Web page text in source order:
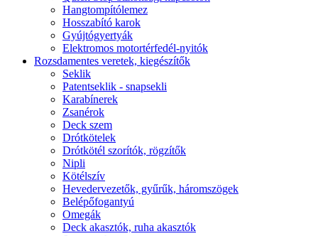
Hangtompítólemez
Hosszabító karok
Gyújtógyertyák
Elektromos motortérfedél-nyitók
Rozsdamentes veretek, kiegészítők
Seklik
Patentseklik - snapsekli
Karabínerek
Zsanérok
Deck szem
Drótkötelek
Drótkötél szorítók, rögzítők
Nipli
Kötélszív
Hevedervezetők, gyűrűk, háromszögek
Belépőfogantyú
Omegák
Deck akasztók, ruha akasztók